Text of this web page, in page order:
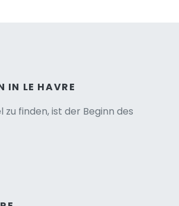
IN LE HAVRE
zu finden, ist der Beginn des